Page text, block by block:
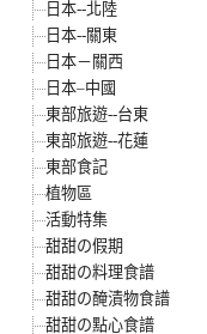
日本--北陸
日本--關東
日本－關西
日本–中國
東部旅遊--台東
東部旅遊--花蓮
東部食記
植物區
活動特集
甜甜の假期
甜甜の料理食譜
甜甜の醃漬物食譜
甜甜の點心食譜